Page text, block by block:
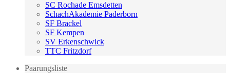
SC Rochade Emsdetten
SchachAkademie Paderborn
SF Brackel
SF Kempen
SV Erkenschwick
TTC Fritzdorf
Paarungsliste